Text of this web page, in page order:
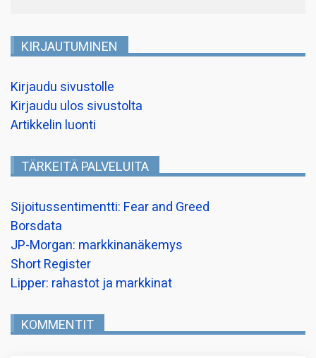
KIRJAUTUMINEN
Kirjaudu sivustolle
Kirjaudu ulos sivustolta
Artikkelin luonti
TÄRKEITÄ PALVELUITA
Sijoitussentimentti: Fear and Greed
Borsdata
JP-Morgan: markkinanäkemys
Short Register
Lipper: rahastot ja markkinat
KOMMENTIT